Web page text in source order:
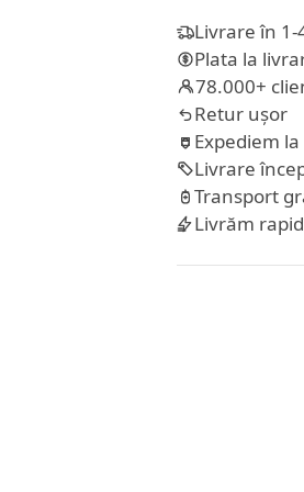
Livrare în
Plata la
78.000+
Retur ușor
Expediem
Livrare
Transport
Livrăm